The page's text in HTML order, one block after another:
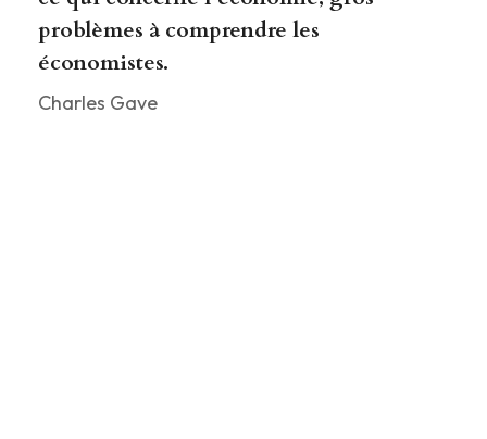
problèmes à comprendre les
économistes.
Charles Gave